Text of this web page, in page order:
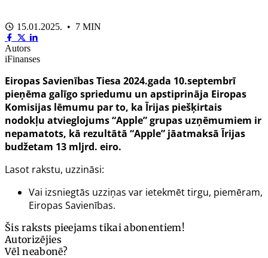
15.01.2025. • 7 MIN
Autors
iFinanses
Eiropas Savienības Tiesa 2024.gada 10.septembrī
pieņēma galīgo spriedumu un apstiprināja Eiropas
Komisijas lēmumu par to, ka Īrijas piešķirtais
nodokļu atvieglojums “Apple” grupas uzņēmumiem ir
nepamatots, kā rezultātā “Apple” jāatmaksā Īrijas
budžetam 13 mljrd. eiro.
Lasot rakstu, uzzināsi:
Vai izsniegtās uzziņas var ietekmēt tirgu, piemēram,
Eiropas Savienības.
Šis raksts pieejams tikai abonentiem!
Autorizējies
Vēl neabonē?